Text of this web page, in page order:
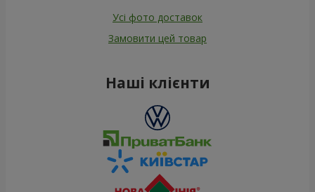
Усі фото доставок
Замовити цей товар
Наші клієнти